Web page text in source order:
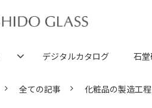
デジタルカタログ 石
全ての記事 化粧品の製造工